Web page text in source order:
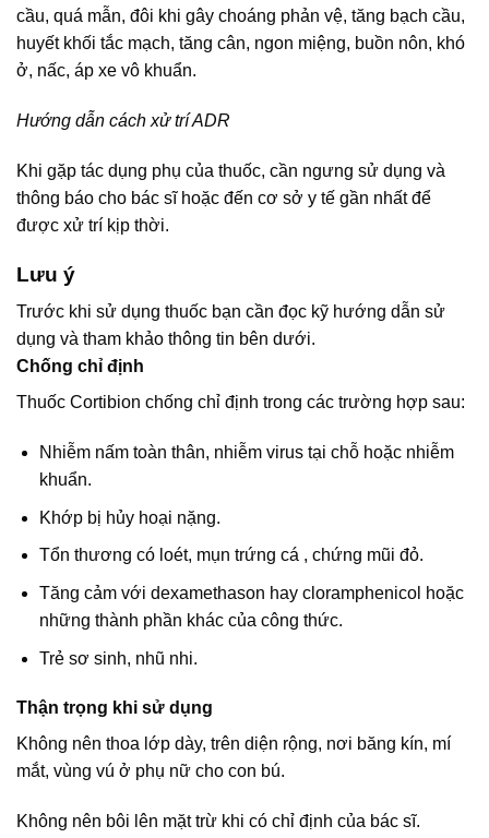
cầu, quá mẫn, đôi khi gây choáng phản vệ, tăng bạch cầu,
huyết khối tắc mạch, tăng cân, ngon miệng, buồn nôn, khó
ở, nấc, áp xe vô khuẩn.
Hướng dẫn cách xử trí ADR
Khi gặp tác dụng phụ của thuốc, cần ngưng sử dụng và
thông báo cho bác sĩ hoặc đến cơ sở y tế gần nhất để
được xử trí kịp thời.
Lưu ý
Trước khi sử dụng thuốc bạn cần đọc kỹ hướng dẫn sử
dụng và tham khảo thông tin bên dưới.
Chống chỉ định
Thuốc Cortibion chống chỉ định trong các trường hợp sau:
Nhiễm nấm toàn thân, nhiễm virus tại chỗ hoặc nhiễm
khuẩn.
Khớp bị hủy hoại nặng.
Tổn thương có loét, mụn trứng cá , chứng mũi đỏ.
Tăng cảm với dexamethason hay cloramphenicol hoặc
những thành phần khác của công thức.
Trẻ sơ sinh, nhũ nhi.
Thận trọng khi sử dụng
Không nên thoa lớp dày, trên diện rộng, nơi băng kín, mí
mắt, vùng vú ở phụ nữ cho con bú.
Không nên bôi lên mặt trừ khi có chỉ định của bác sĩ.